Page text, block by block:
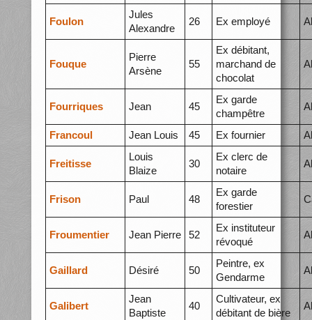
Foulon
Jules
Alexandre
26 Ex employé
Fouque
Pierre
Arsène
55
Ex débitant,
marchand de
chocolat
Fourriques Jean 45
Ex garde
champêtre
Francoul Jean Louis 45 Ex fournier
Freitisse
Louis
Blaize
30
Ex clerc de
notaire
Frison Paul 48
Ex garde
forestier
Froumentier Jean Pierre 52
Ex instituteur
révoqué
Gaillard Désiré 50
Peintre, ex
Gendarme
Galibert
Jean
Baptiste
40
Cultivateur, ex
débitant de bière